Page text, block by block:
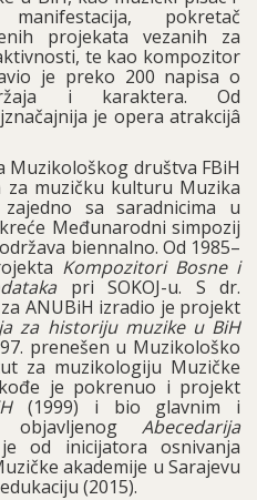
pokretač
projekata vezanih za
te kao kompozitor
je preko 200 napisa o
i karaktera. Od
je opera atrakcijâ
društva FBiH
za muzičku kulturu Muzika
sa saradnicima u
Međunarodni simpozij
biennalno. Od 1985–
Kompozitori Bosne i
pri SOKOJ-u. S dr.
ANUBiH izradio je projekt
za historiju muzike u BiH
prenešen u Muzikološko
za muzikologiju Muzičke
je pokrenuo i projekt
(1999) i bio glavnim i
objavljenog Abecedarija
od inicijatora osnivanja
akademije u Sarajevu
(2015).